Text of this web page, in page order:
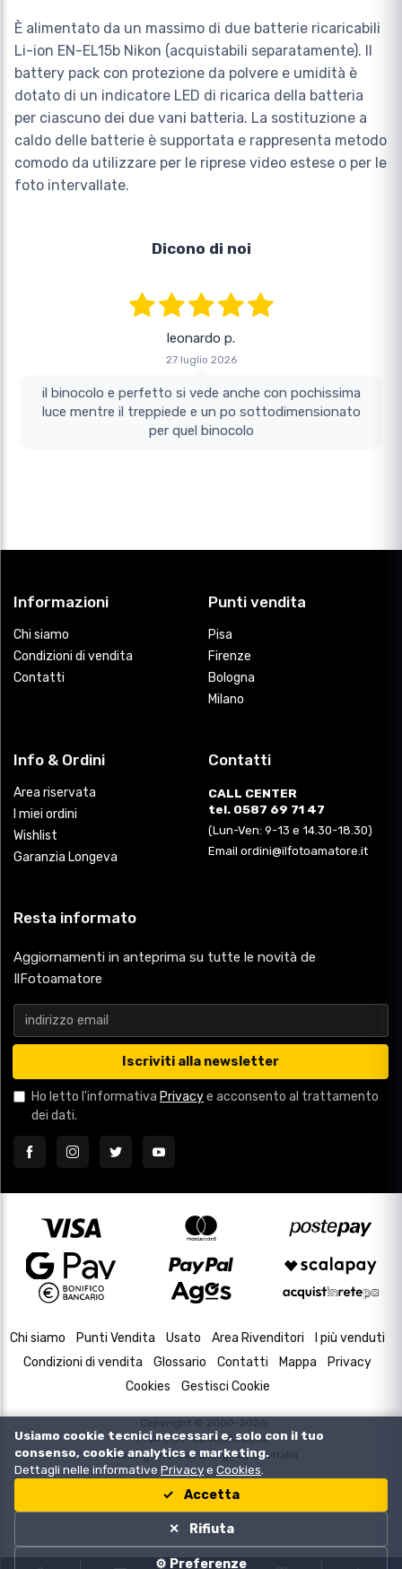
È alimentato da un massimo di due batterie ricaricabili
Li-ion EN-EL15b Nikon (acquistabili separatamente). Il
battery pack con protezione da polvere e umidità è
dotato di un indicatore LED di ricarica della batteria
per ciascuno dei due vani batteria. La sostituzione a
caldo delle batterie è supportata e rappresenta metodo
comodo da utilizzare per le riprese video estese o per le
foto intervallate.
Dicono di noi
leonardo p.
27 luglio 2026
il binocolo e perfetto si vede anche con pochissima
luce mentre il treppiede e un po sottodimensionato
per quel binocolo
Informazioni
Chi siamo
Condizioni di vendita
Contatti
Punti vendita
Pisa
Firenze
Bologna
Milano
Info & Ordini
Area riservata
I miei ordini
Wishlist
Garanzia Longeva
Contatti
CALL CENTER
tel. 0587 69 71 47
(Lun-Ven: 9-13 e 14.30-18.30)
Email ordini@ilfotoamatore.it
Resta informato
Aggiornamenti in anteprima su tutte le novità de
IlFotoamatore
Iscriviti alla newsletter
Ho letto l'informativa Privacye acconsento al trattamento
dei dati.
Chi siamo Punti Vendita Usato Area Rivenditori
I più venduti
Condizioni di vendita
Glossario Contatti Mappa
Privacy
Cookies
Gestisci Cookie
Copyright © 2000-2026
P.IVA e C.F. 02433630502
Housing and Web Design byDevItalia
Usiamo cookie tecnici necessari e, solo con il tuo
consenso, cookie analytics e marketing.
Dettagli nelle informative Privacye Cookies
Accetta
Rifiuta
⚙️ Preferenze